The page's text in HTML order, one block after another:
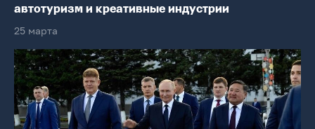
автотуризм и креативные индустрии
25 марта